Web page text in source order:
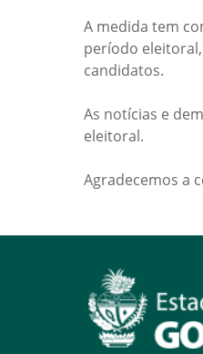
A medida tem
período
candidatos.
As notícias e
eleitoral.
Agradecemos a